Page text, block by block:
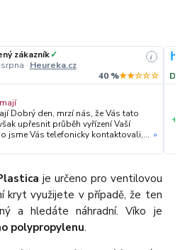
zákazník✓
· Heureka.cz
i
40 %★★☆☆☆
upřesnit průběh vyřízení Vaší
u dodavatele. Jelikož zboží
a náležitě se omluvili.
jednání. O to více nás mrzí, že i
telefonát a maximální snahu náš
»
+
je určeno pro ventilovou
kryt využijete v případě, že ten
a hledáte náhradní. Víko je
polypropylenu.